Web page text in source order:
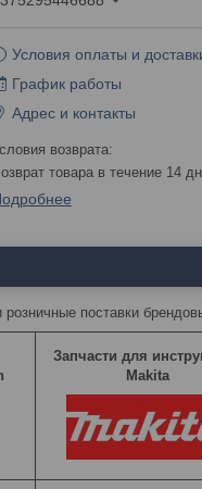
Условия оплаты и
График работы
Адрес и контакты
возврат товара в течение 14
поставки
Запчасти для
Makita